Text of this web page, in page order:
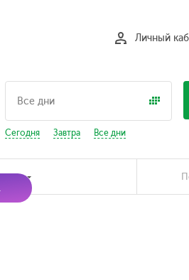
Личный
Сегодня Завтра Все дни